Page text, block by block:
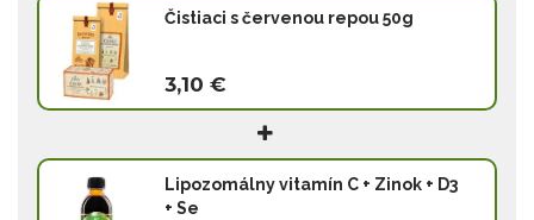
Čistiaci s červenou repou 50g
3,10 €
Lipozomálny vitamín C + Zinok + D3
+ Se